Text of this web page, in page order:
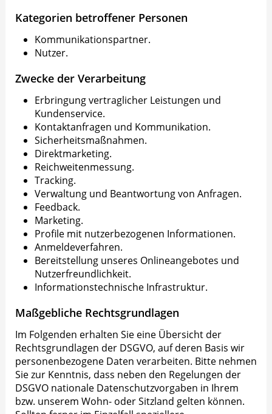
Kategorien betroffener Personen
Kommunikationspartner.
Nutzer.
Zwecke der Verarbeitung
Erbringung vertraglicher Leistungen und
Kundenservice.
Kontaktanfragen und Kommunikation.
Sicherheitsmaßnahmen.
Direktmarketing.
Reichweitenmessung.
Tracking.
Verwaltung und Beantwortung von Anfragen.
Feedback.
Marketing.
Profile mit nutzerbezogenen Informationen.
Anmeldeverfahren.
Bereitstellung unseres Onlineangebotes und
Nutzerfreundlichkeit.
Informationstechnische Infrastruktur.
Maßgebliche Rechtsgrundlagen
Im Folgenden erhalten Sie eine Übersicht der
Rechtsgrundlagen der DSGVO, auf deren Basis wir
personenbezogene Daten verarbeiten. Bitte nehmen
Sie zur Kenntnis, dass neben den Regelungen der
DSGVO nationale Datenschutzvorgaben in Ihrem
bzw. unserem Wohn- oder Sitzland gelten können.